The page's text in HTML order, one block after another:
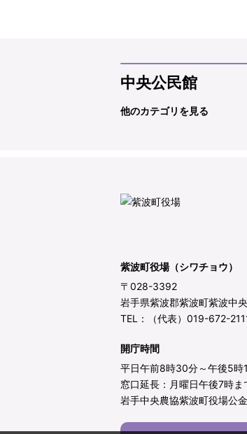
中央公民館
他のカテゴリを見る
紫波町役場（シワチョウ）
〒028-3392
岩手県紫波郡紫波町紫波中
TEL：（代表）019-672-
開庁時間
平日午前8時30分～午後5時
窓口延長：月曜日午後7時ま
岩手中央農協紫波町役場公